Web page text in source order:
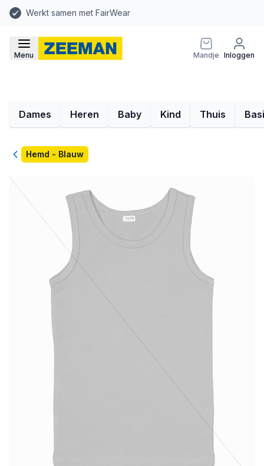
Werkt samen met FairWear
Menu Mandje Inloggen
Dames Heren Baby Kind Thuis
TerugHemd - Blauw